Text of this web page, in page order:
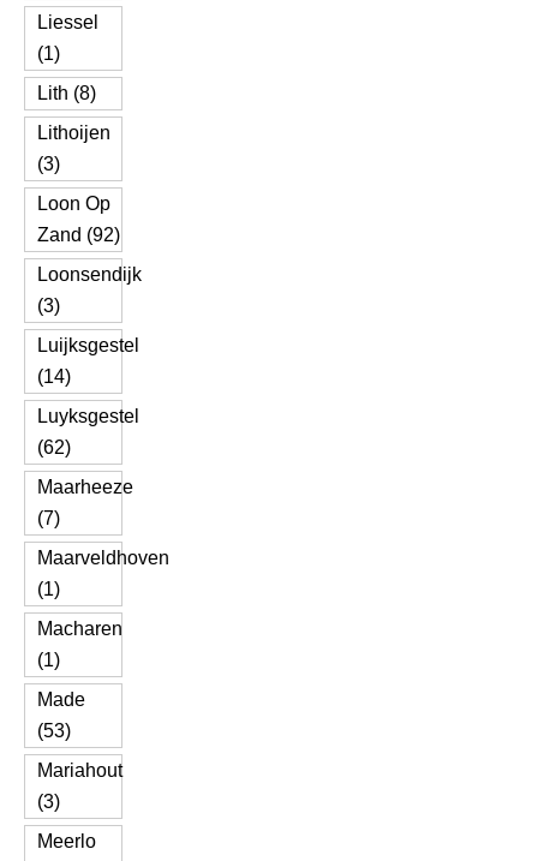
Liessel
(1)
Lith (8)
Lithoijen
(3)
Loon Op
Zand (92)
Loonsendijk
(3)
Luijksgestel
(14)
Luyksgestel
(62)
Maarheeze
(7)
Maarveldhoven
(1)
Macharen
(1)
Made
(53)
Mariahout
(3)
Meerlo